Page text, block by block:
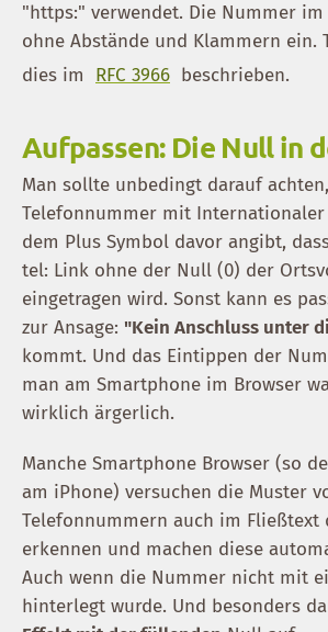
"https:" verwendet. Die Nummer im
ohne Abstände und Klammern ein.
dies im
RFC 3966 beschrieben.
Aufpassen: Die Null in
Man sollte unbedingt darauf
Telefonnummer mit Internationaler
dem Plus Symbol davor angibt,
tel: Link ohne der Null (0) der
eingetragen wird. Sonst kann es
zur Ansage: "Kein Anschluss unter
kommt. Und das Eintippen der
man am Smartphone im Browser
wirklich ärgerlich.
Manche Smartphone Browser (so
am iPhone) versuchen die Muster
Telefonnummern auch im Fließtext
erkennen und machen diese
Auch wenn die Nummer nicht mit
hinterlegt wurde. Und besonders